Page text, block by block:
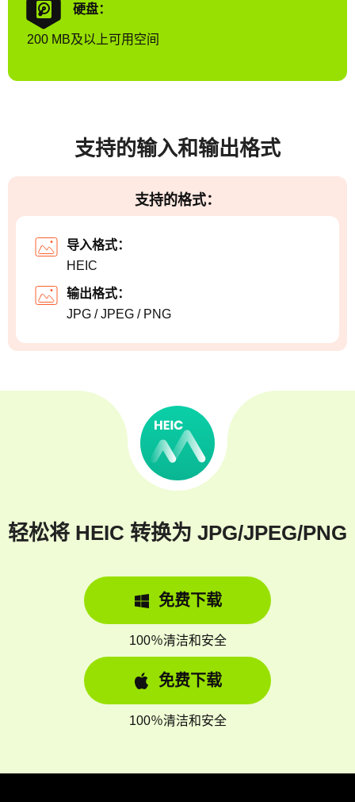
硬盘：
200 MB及以上可用空间
支持的输入和输出格式
支持的格式：
导入格式：
HEIC
输出格式：
JPG / JPEG / PNG
轻松将 HEIC 转换为 JPG/JPEG/PNG
免费下载
100％清洁和安全
免费下载
100％清洁和安全